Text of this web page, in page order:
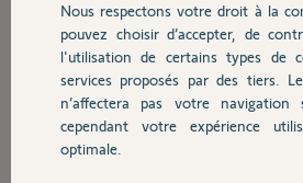
Chauffage
Autres produits
Un yellow qui pourrait il m’aider ?
Merci,
Pascal M.
il y a presque 2 ans
Participer au fil de
Nous respectons votre droit à la
pouvez choisir d’accepter, de
l'utilisation de certains types de
services proposés par des tiers.
n’affectera pas votre
cependant votre expérience
optimale.